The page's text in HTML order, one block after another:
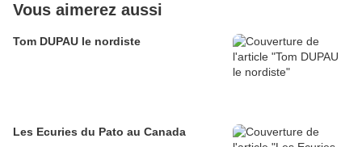
Vous aimerez aussi
Tom DUPAU le nordiste
Les Ecuries du Pato au Canada